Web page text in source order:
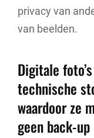
privacy van
van beelden.
Digitale
technische
waardoor ze
geen back-